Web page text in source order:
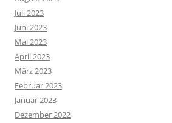
Juli 2023
Juni 2023
Mai 2023
April 2023
März 2023
Februar 2023
Januar 2023
Dezember 2022